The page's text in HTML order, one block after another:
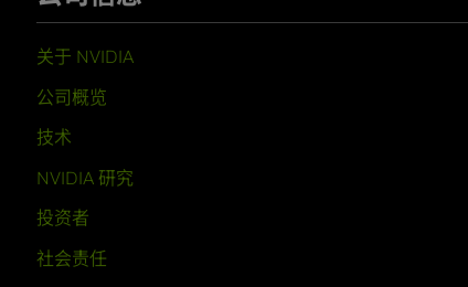
关于 NVIDIA
公司概览
技术
NVIDIA 研究
投资者
社会责任